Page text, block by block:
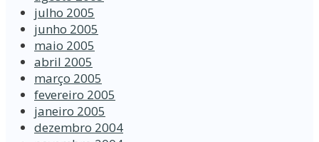
julho 2005
junho 2005
maio 2005
abril 2005
março 2005
fevereiro 2005
janeiro 2005
dezembro 2004